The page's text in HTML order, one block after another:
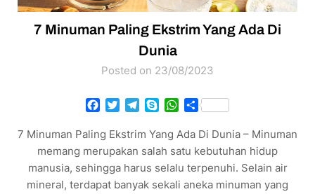
7 Minuman Paling Ekstrim Yang Ada Di
Dunia
Posted on 23/08/2023
Facebook
TwitterTelegram
SkypeWhatsApp
Share
7 Minuman Paling Ekstrim Yang Ada Di Dunia – Minuman
memang merupakan salah satu kebutuhan hidup
manusia, sehingga harus selalu terpenuhi. Selain air
mineral, terdapat banyak sekali aneka minuman yang